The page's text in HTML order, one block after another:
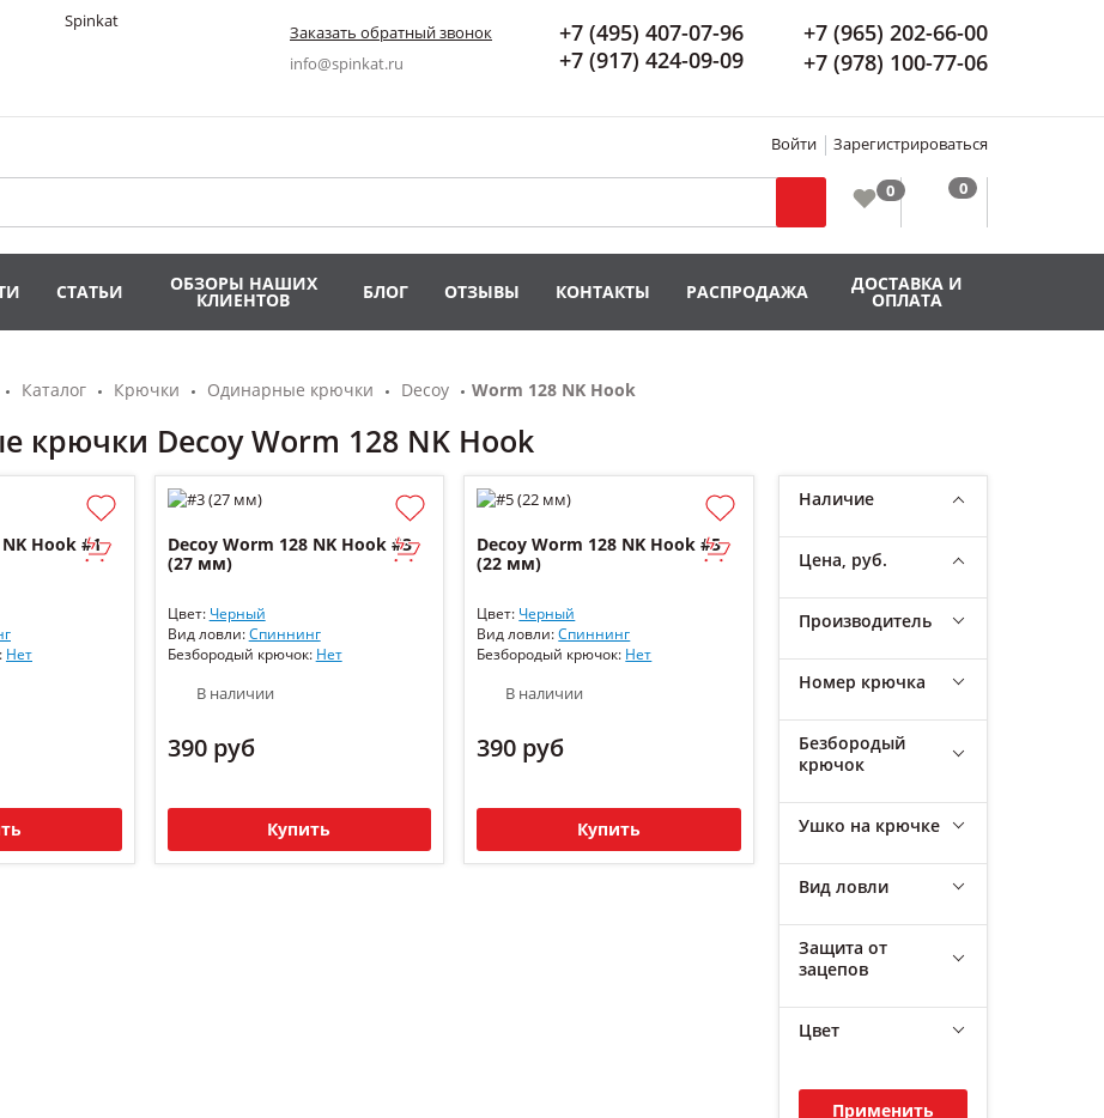
+7 (495) 407-07-96
+7 (917) 424-09-09
+7 (965) 202-66-00
+7 (978) 100-77-06
Заказать обратный звонок
info@spinkat.ru
Войти Зарегистрироваться
СТАТЬИ ОБЗОРЫ НАШИХ
КЛИЕНТОВ БЛОГ ОТЗЫВЫ КОНТАКТЫ РАСПРОДАЖА ДОСТАВКА И
ОПЛАТА
Каталог Крючки Одинарные крючки Decoy Worm 128 NK Hook
крючки Decoy Worm 128 NK Hook
Наличие
Цена, руб.
Производитель
Номер крючка
Безбородый
крючок
Ушко на крючке
Вид ловли
Защита от
зацепов
Цвет
Применить
Hook #1
Нет
Decoy Worm 128 NK Hook #3
(27 мм)
Цвет: Черный
Вид ловли:Спиннинг
Безбородый крючок: Нет
В наличии
390 руб
Купить
Decoy Worm 128 NK Hook #5
(22 мм)
Цвет: Черный
Вид ловли:Спиннинг
Безбородый крючок: Нет
В наличии
390 руб
Купить